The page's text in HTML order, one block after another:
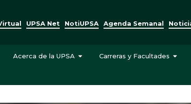
UPSA Net NotiUPSA Agenda Semanal
Acerca de la UPSA Carreras y Facultades